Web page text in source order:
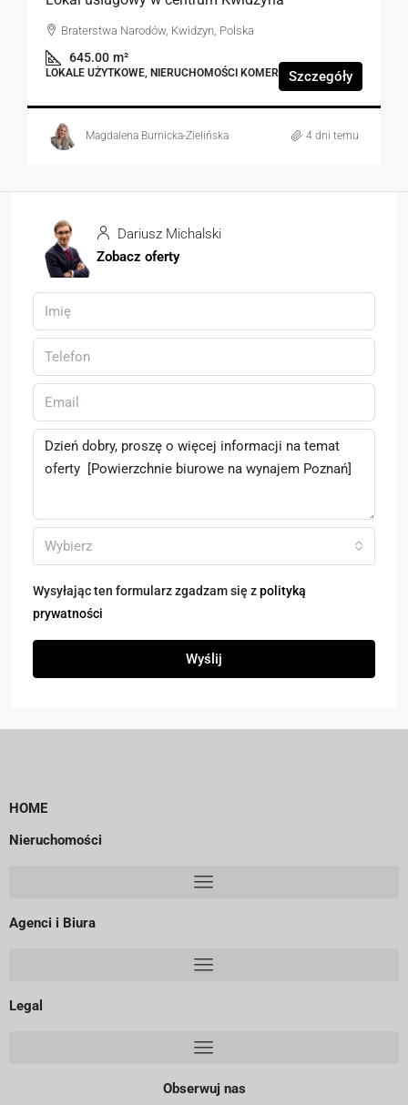
Braterstwa Narodów, Kwidzyn, Polska
645.00 m²
LOKALE UŻYTKOWE, NIERUCHOMOŚCI KOMERCYJNESzczegóły
Magdalena Burnicka-Zielińska 4 dni temu
Dariusz Michalski
Zobacz oferty
Wybierz
Wysyłając ten formularz zgadzam się zpolityką
prywatności
Wyślij
HOME
Nieruchomości
Agenci i Biura
Legal
Obserwuj nas